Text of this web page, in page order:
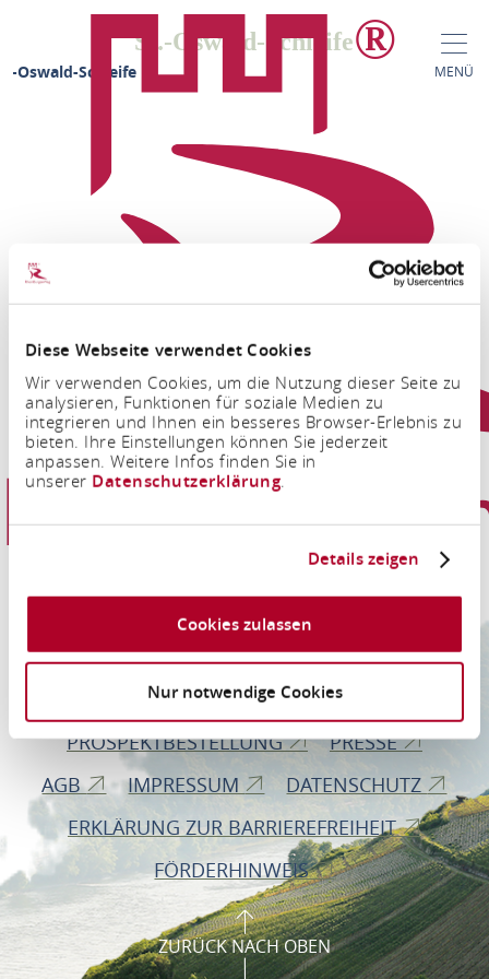
Diese Webseite verwendet Cookies
Wir verwenden Cookies, um die Nutzung dieser Seite zu
analysieren, Funktionen für soziale Medien zu
integrieren und Ihnen ein besseres Browser-Erlebnis zu
bieten. Ihre Einstellungen können Sie jederzeit
anpassen. Weitere Infos finden Sie in
unserer Datenschutzerklärung.
Details zeigen
Cookies zulassen
Nur notwendige Cookies
MENÜ
St.-Oswald-Schleife
Oswald-Schleife
FACEBOOK INSTAGRAM
Informationen
Romantischer Rhein Tourismus GmbH
Bahnhofstraße 28
56112 Lahnstein
PROSPEKTBESTELLUNG
PRESSE
AGB
IMPRESSUM
DATENSCHUTZ
ERKLÄRUNG ZUR BARRIEREFREIHEIT
FÖRDERHINWEIS
ZURÜCK NACH OBEN